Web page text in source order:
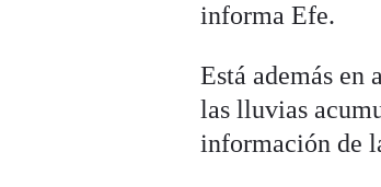
informa Efe.
Está además
las lluvias
información de